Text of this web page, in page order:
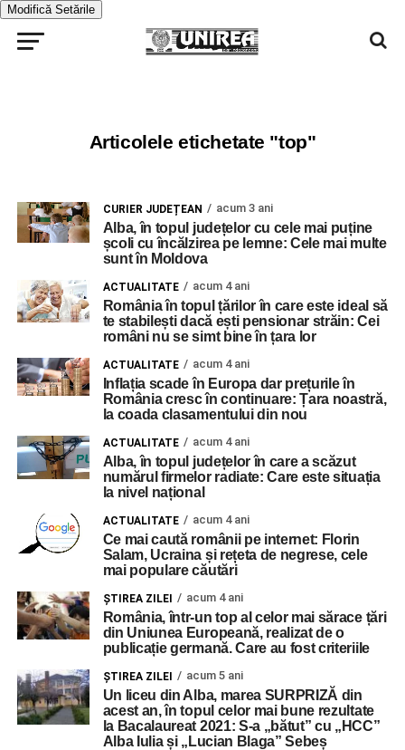
Modifică Setările
Articolele etichetate "top"
CURIER JUDEȚEAN acum 3 ani
Alba, în topul județelor cu cele mai puține
școli cu încălzirea pe lemne: Cele mai multe
sunt în Moldova
ACTUALITATE acum 4 ani
România în topul țărilor în care este ideal să
te stabilești dacă ești pensionar străin: Cei
români nu se simt bine în țara lor
ACTUALITATE acum 4 ani
Inflația scade în Europa dar prețurile în
România cresc în continuare: Țara noastră,
la coada clasamentului din nou
ACTUALITATE acum 4 ani
Alba, în topul județelor în care a scăzut
numărul firmelor radiate: Care este situația
la nivel național
ACTUALITATE acum 4 ani
Ce mai caută românii pe internet: Florin
Salam, Ucraina și rețeta de negrese, cele
mai populare căutări
ŞTIREA ZILEI acum 4 ani
România, într-un top al celor mai sărace țări
din Uniunea Europeană, realizat de o
publicație germană. Care au fost criteriile
ŞTIREA ZILEI acum 5 ani
Un liceu din Alba, marea SURPRIZĂ din
acest an, în topul celor mai bune rezultate
la Bacalaureat 2021: S-a „bătut” cu „HCC”
Alba Iulia și „Lucian Blaga” Sebeș